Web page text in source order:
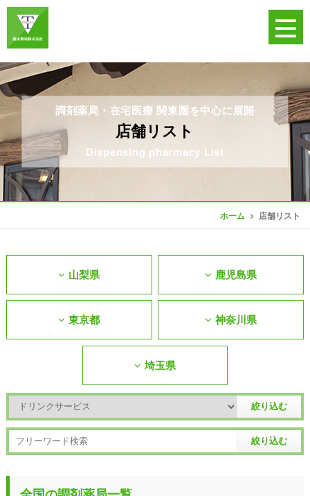
調剤薬局・在宅医療 関東圏を中心に展開
店舗リスト
Dispensing pharmacy List
ホーム 店舗リスト
山梨県 鹿児島県
東京都 神奈川県
埼玉県